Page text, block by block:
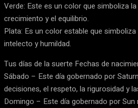
Verde: Este es un color que simboliza
crecimiento y el equilibrio.
Plata: Es un color estable que
intelecto y humildad.
Tus días de la suerte Fechas de
Sábado – Este día gobernado por
decisiones, el respeto, la rigurosidad y
Domingo – Este día gobernado por